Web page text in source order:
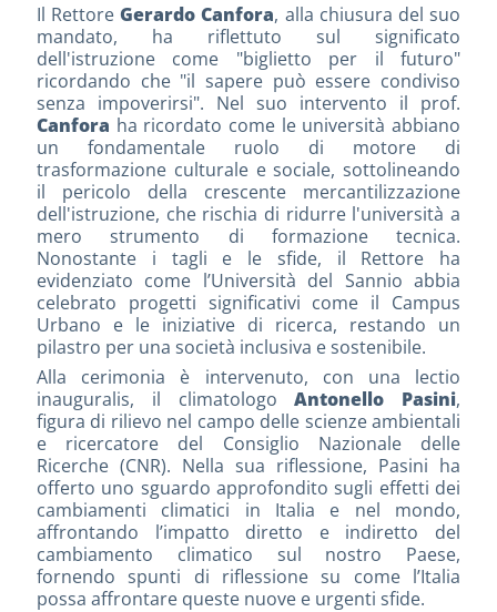
Il RettoreGerardo Canfora, alla chiusura del suo
mandato, ha riflettuto sul significato
dell'istruzione come "biglietto per il futuro"
ricordando che "il sapere può essere condiviso
senza impoverirsi". Nel suo intervento il prof.
Canfora ha ricordato come le università abbiano
un fondamentale ruolo di motore di
trasformazione culturale e sociale, sottolineando
il pericolo della crescente mercantilizzazione
dell'istruzione, che rischia di ridurre l'università a
mero strumento di formazione tecnica.
Nonostante i tagli e le sfide, il Rettore ha
evidenziato come l’Università del Sannio abbia
celebrato progetti significativi come il Campus
Urbano e le iniziative di ricerca, restando un
pilastro per una società inclusiva e sostenibile.
Alla cerimonia è intervenuto, con una lectio
inauguralis, il climatologoAntonello Pasini,
figura di rilievo nel campo delle scienze ambientali
e ricercatore del Consiglio Nazionale delle
Ricerche (CNR). Nella sua riflessione, Pasini ha
offerto uno sguardo approfondito sugli effetti dei
cambiamenti climatici in Italia e nel mondo,
affrontando l’impatto diretto e indiretto del
cambiamento climatico sul nostro Paese,
fornendo spunti di riflessione su come l’Italia
possa affrontare queste nuove e urgenti sfide.